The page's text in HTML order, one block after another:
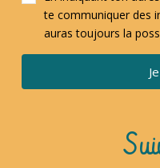
te communiquer des
auras toujours la